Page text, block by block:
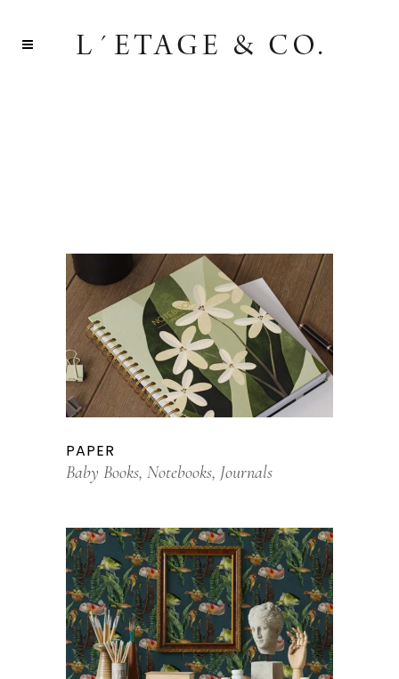
PAPER
Baby Books, Notebooks, Journals